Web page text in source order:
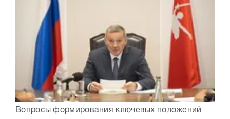
Вопросы формирования ключевых положений